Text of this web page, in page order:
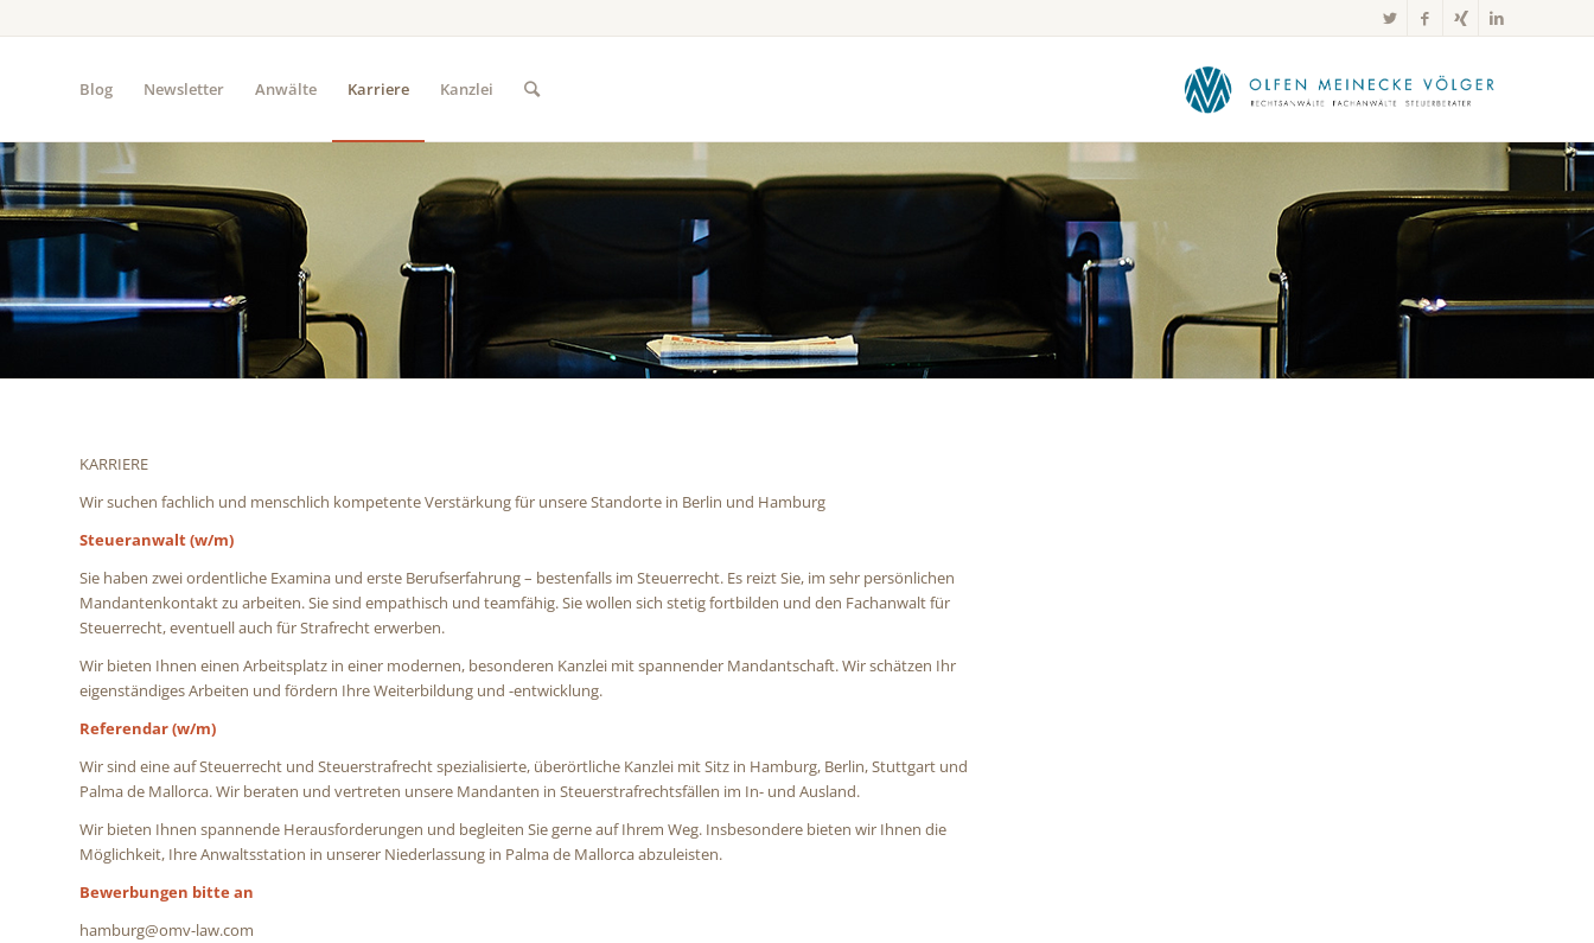
Blog Newsletter Anwälte Karriere Kanzlei
KARRIERE
Wir suchen fachlich und menschlich kompetente Verstärkung für unsere Standorte in Berlin und Hamburg
Steueranwalt (w/m)
Sie haben zwei ordentliche Examina und erste Berufserfahrung – bestenfalls im Steuerrecht. Es reizt Sie, im sehr persönlichen
Mandantenkontakt zu arbeiten. Sie sind empathisch und teamfähig. Sie wollen sich stetig fortbilden und den Fachanwalt für
Steuerrecht, eventuell auch für Strafrecht erwerben.
Wir bieten Ihnen einen Arbeitsplatz in einer modernen, besonderen Kanzlei mit spannender Mandantschaft. Wir schätzen Ihr
eigenständiges Arbeiten und fördern Ihre Weiterbildung und -entwicklung.
Referendar (w/m)
Wir sind eine auf Steuerrecht und Steuerstrafrecht spezialisierte, überörtliche Kanzlei mit Sitz in Hamburg, Berlin, Stuttgart und
Palma de Mallorca. Wir beraten und vertreten unsere Mandanten in Steuerstrafrechtsfällen im In- und Ausland.
Wir bieten Ihnen spannende Herausforderungen und begleiten Sie gerne auf Ihrem Weg. Insbesondere bieten wir Ihnen die
Möglichkeit, Ihre Anwaltsstation in unserer Niederlassung in Palma de Mallorca abzuleisten.
Bewerbungen bitte an
hamburg@omv-law.com